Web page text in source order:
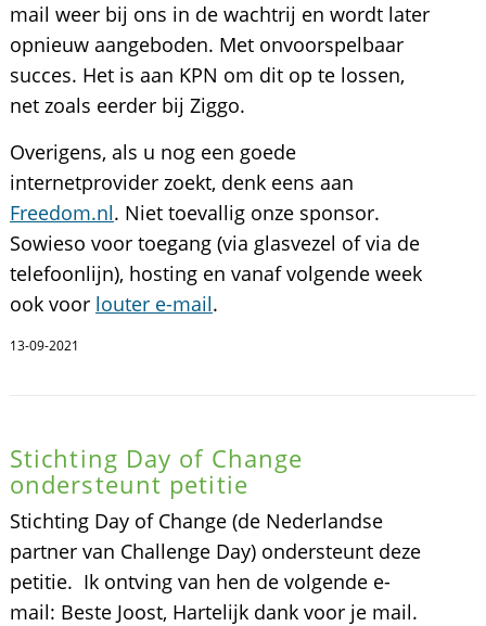
mail weer bij ons in de wachtrij en wordt later
opnieuw aangeboden. Met onvoorspelbaar
succes. Het is aan KPN om dit op te lossen,
net zoals eerder bij Ziggo.
Overigens, als u nog een goede
internetprovider zoekt, denk eens aan
Freedom.nl. Niet toevallig onze sponsor.
Sowieso voor toegang (via glasvezel of via de
telefoonlijn), hosting en vanaf volgende week
ook voor louter e-mail.
13-09-2021
Stichting Day of Change
ondersteunt petitie
Stichting Day of Change (de Nederlandse
partner van Challenge Day) ondersteunt deze
petitie. Ik ontving van hen de volgende e-
mail: Beste Joost, Hartelijk dank voor je mail.